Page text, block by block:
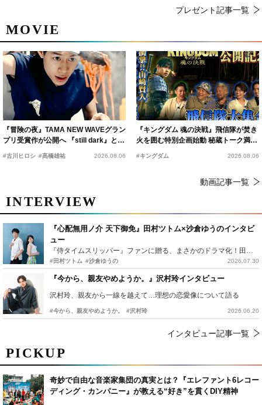
PICKUP
奇妙で自由な音楽家集団の真実とは？『エレファント6レコー
ディング・カンパニー』が教える“好き”を貫くDIY精神
MOVIE
『冒険の夜』TAMA NEW WAVEグラン
プリ受賞作が公開へ 『still dark』と同
時上映決定
#古川ヒロシ #髙橋雄祐 2026.08.06
『キングダム 魂の決戦』飛信隊が焚き
火を囲む特別企画始動 秘蔵トーク満載
の“キングダムキャンプ”開催
#キングダム 2026.08.06
動画記事一覧
INTERVIEW
『心配無用ノ介 天下御免』田村ツトム×沙倉ゆうのインタビ
ュー
『侍タイムスリッパー』ファンに贈る、まさかのドラマ化！田村ツトム×沙倉ゆうのが語る『心配無用ノ介』撮影秘話
#田村ツトム #沙倉ゆうの 2026.07.30
『今から、親友やめようか。』沢村玲インタビュー
沢村玲、親友から一線を越えて…理想の恋愛像について語る
#今から、親友やめようか。 #沢村玲 2026.06.20
インタビュー記事一覧
プレゼント記事一覧